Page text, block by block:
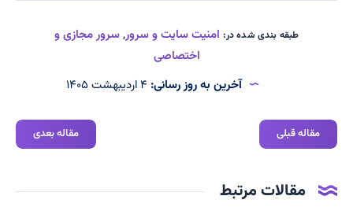
طبقه بندی شده در: امنیت سایت و سرور,سرور مجازی و
اختصاصی
آخرین به روز رسانی:
مقاله قبلی مقاله بعدی
مقالات مرتبط